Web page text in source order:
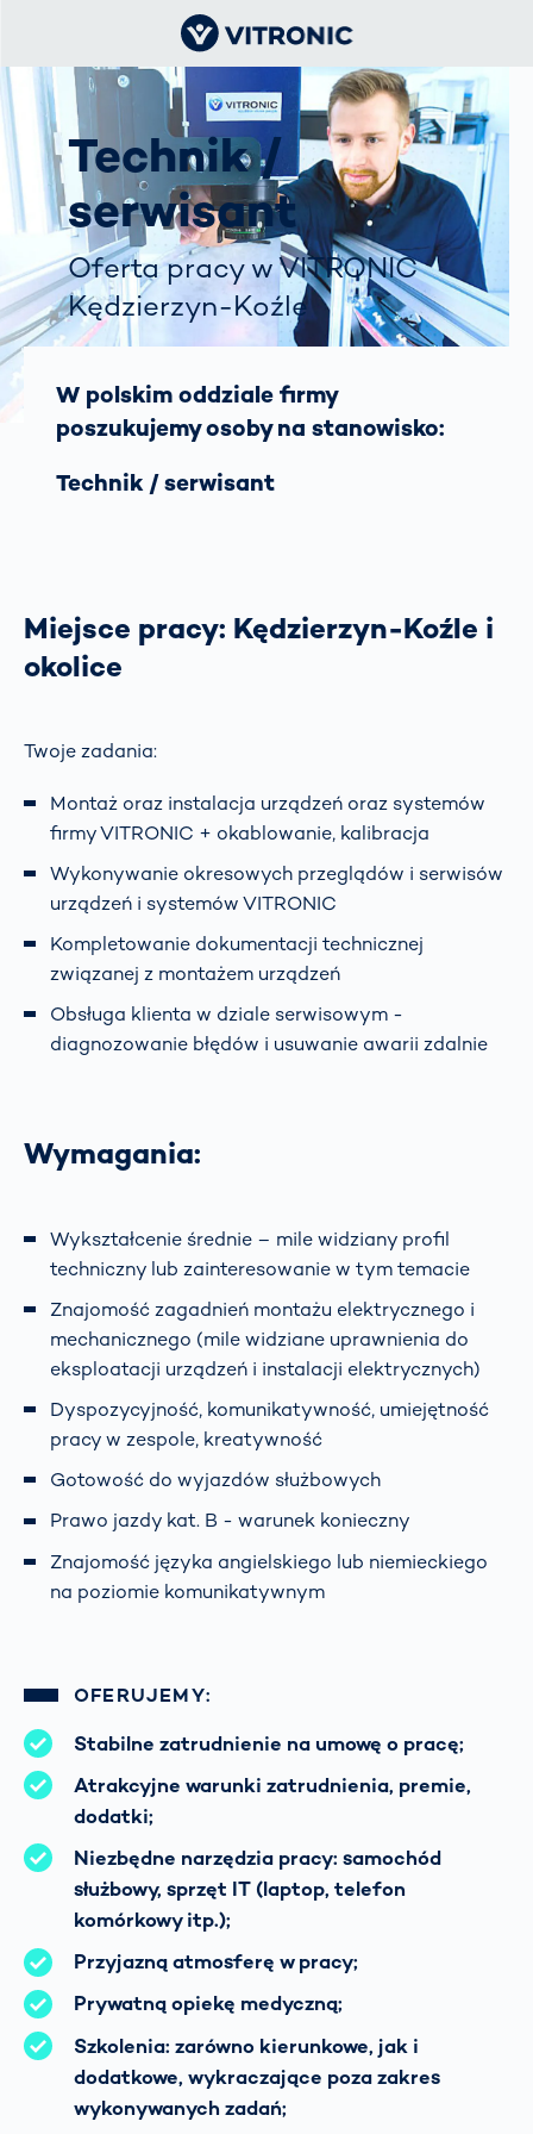
Technik /
serwisant
Oferta pracy w VITRONIC
Kędzierzyn-Koźle
W polskim oddziale firmy
poszukujemy osoby na stanowisko:
Technik / serwisant
Miejsce pracy: Kędzierzyn-Koźle i
okolice
Twoje zadania:
Montaż oraz instalacja urządzeń oraz systemów
firmy VITRONIC + okablowanie, kalibracja
Wykonywanie okresowych przeglądów i serwisów
urządzeń i systemów VITRONIC
Kompletowanie dokumentacji technicznej
związanej z montażem urządzeń
Obsługa klienta w dziale serwisowym -
diagnozowanie błędów i usuwanie awarii zdalnie
Wymagania:
Wykształcenie średnie – mile widziany profil
techniczny lub zainteresowanie w tym temacie
Znajomość zagadnień montażu elektrycznego i
mechanicznego (mile widziane uprawnienia do
eksploatacji urządzeń i instalacji elektrycznych)
Dyspozycyjność, komunikatywność, umiejętność
pracy w zespole, kreatywność
Gotowość do wyjazdów służbowych
Prawo jazdy kat. B - warunek konieczny
Znajomość języka angielskiego lub niemieckiego
na poziomie komunikatywnym
OFERUJEMY:
Stabilne zatrudnienie na umowę o pracę;
Atrakcyjne warunki zatrudnienia, premie,
dodatki;
Niezbędne narzędzia pracy: samochód
służbowy, sprzęt IT (laptop, telefon
komórkowy itp.);
Przyjazną atmosferę w pracy;
Prywatną opiekę medyczną;
Szkolenia: zarówno kierunkowe, jak i
dodatkowe, wykraczające poza zakres
wykonywanych zadań;